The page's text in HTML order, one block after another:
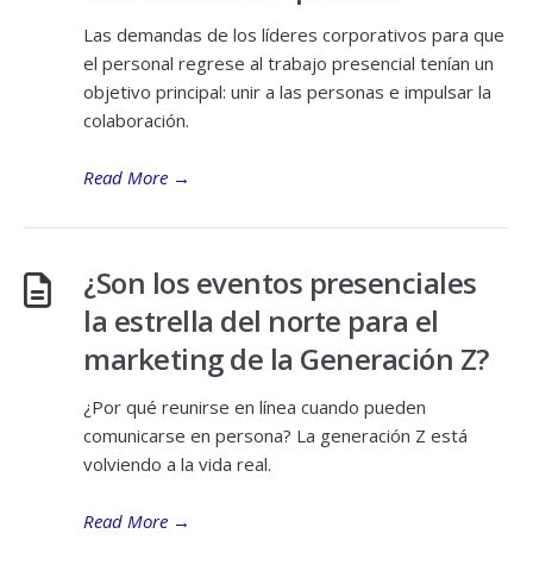
Las demandas de los líderes corporativos para que
el personal regrese al trabajo presencial tenían un
objetivo principal: unir a las personas e impulsar la
colaboración.
Read More →
¿Son los eventos presenciales
la estrella del norte para el
marketing de la Generación Z?
¿Por qué reunirse en línea cuando pueden
comunicarse en persona? La generación Z está
volviendo a la vida real.
Read More →